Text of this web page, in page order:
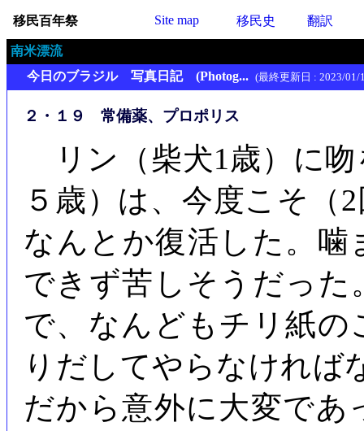
移民百年祭 Site map 移民史 翻訳
南米漂流
今日のブラジル 写真日記 (Photog... (最終更新日 : 2023/01/
２・１９ 常備薬、プロポリス
リン（柴犬1歳）に
５歳）は、今度こそ（
なんとか復活した。
できず苦しそうだっ
で、なんどもチリ紙
りだしてやらなければ
だから意外に大変で